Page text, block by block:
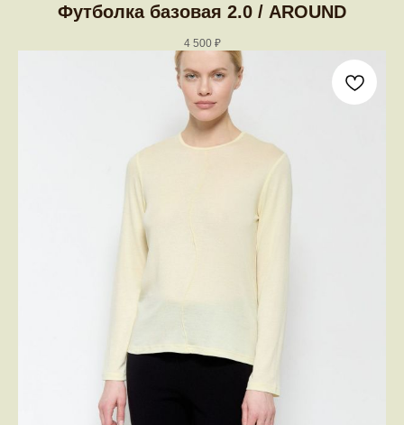
Футболка базовая 2.0 / AROUND
4 500 ₽